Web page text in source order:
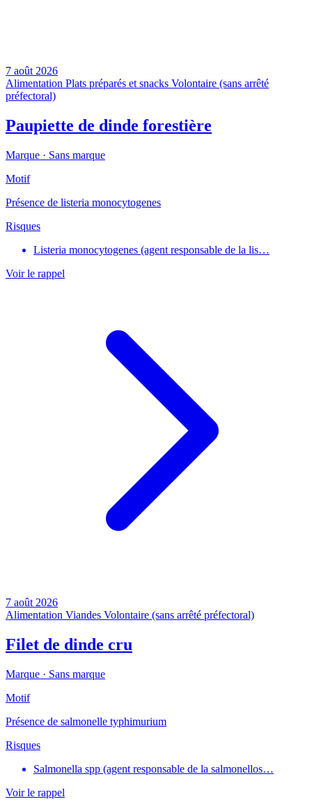
7 août 2026
Alimentation Plats préparés et snacks Volontaire (sans arrêté
préfectoral)
Paupiette de dinde forestière
Marque · Sans marque
Motif
Présence de listeria monocytogenes
Risques
Listeria monocytogenes (agent responsable de la lis…
Voir le rappel
7 août 2026
Alimentation Viandes Volontaire (sans arrêté préfectoral)
Filet de dinde cru
Marque · Sans marque
Motif
Présence de salmonelle typhimurium
Risques
Salmonella spp (agent responsable de la salmonellos…
Voir le rappel